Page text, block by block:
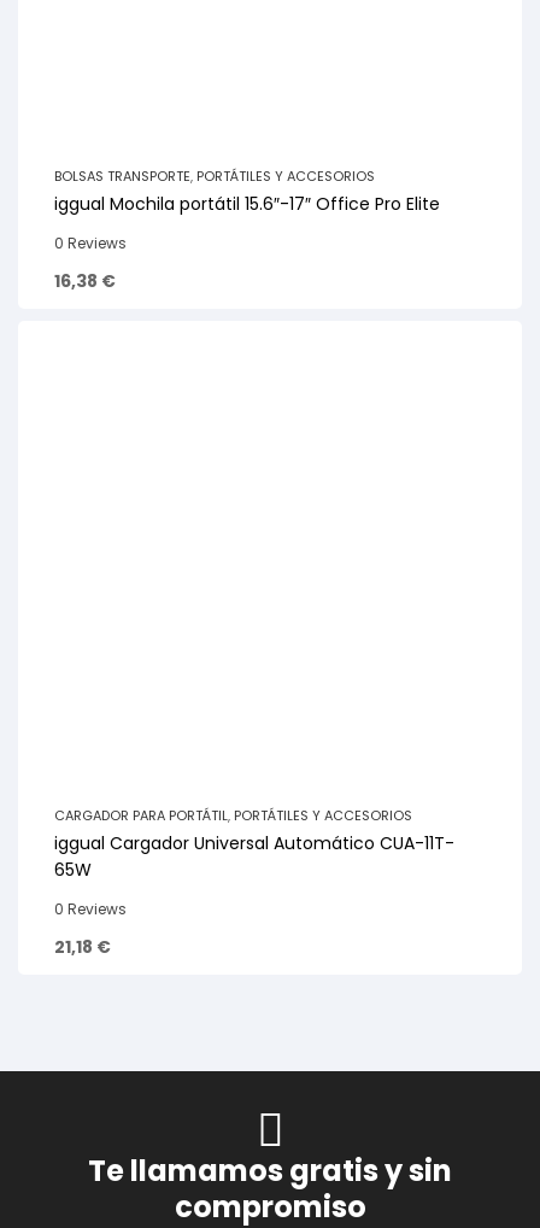
BOLSAS TRANSPORTE, PORTÁTILES Y ACCESORIOS
iggual Mochila portátil 15.6″-17″ Office Pro Elite
0 Reviews
16,38 €
CARGADOR PARA PORTÁTIL, PORTÁTILES Y ACCESORIOS
iggual Cargador Universal Automático CUA-11T-
65W
0 Reviews
21,18 €
Te llamamos gratis y sin
compromiso